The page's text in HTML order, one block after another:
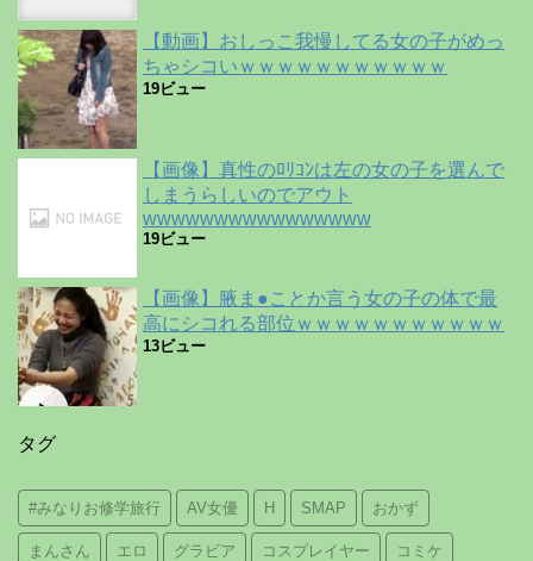
【動画】おしっこ我慢してる女の子がめっ
ちゃシコいｗｗｗｗｗｗｗｗｗｗｗ
19ビュー
【画像】真性のﾛﾘｺﾝは左の女の子を選んで
しまうらしいのでアウト
wwwwwwwwwwwwwwww
19ビュー
【画像】腋ま●ことか言う女の子の体で最
高にシコれる部位ｗｗｗｗｗｗｗｗｗｗｗ
13ビュー
タグ
#みなりお修学旅行 AV女優 H SMAP おかず
まんさん エロ グラビア コスプレイヤー コミケ